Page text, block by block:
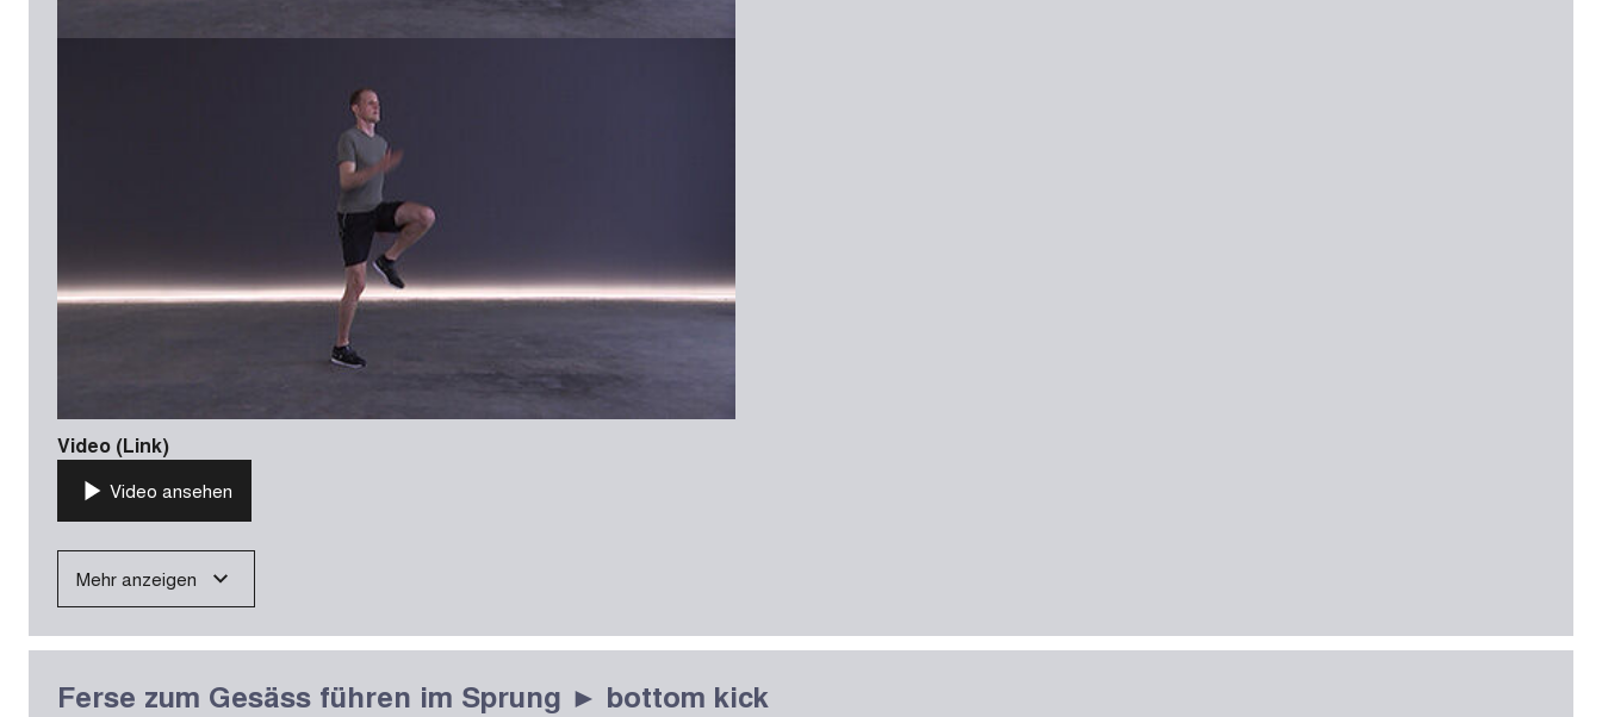
Video (Link)
Video ansehen
Mehr anzeigen
Ferse zum Gesäss führen im Sprung ► bottom kick